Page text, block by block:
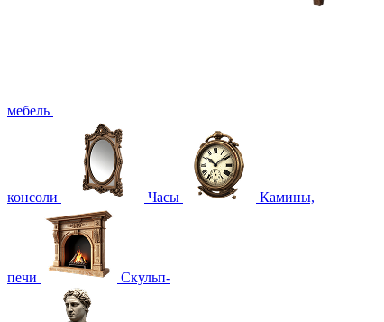
мебель
консоли Часы Камины,
печи Скульп-